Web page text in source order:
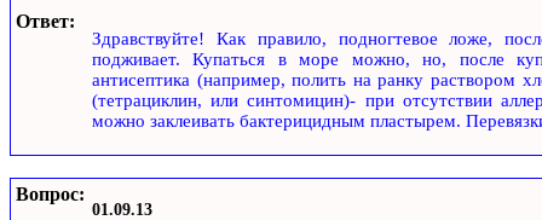
Ответ:
Здравствуйте! Как правило, подногтевое ложе,
подживает. Купаться в море можно, но, после
антисептика (например, полить на ранку раствором
(тетрациклин, или синтомицин)- при отсутствии
можно заклеивать бактерицидным пластырем.
Вопрос:
01.09.13